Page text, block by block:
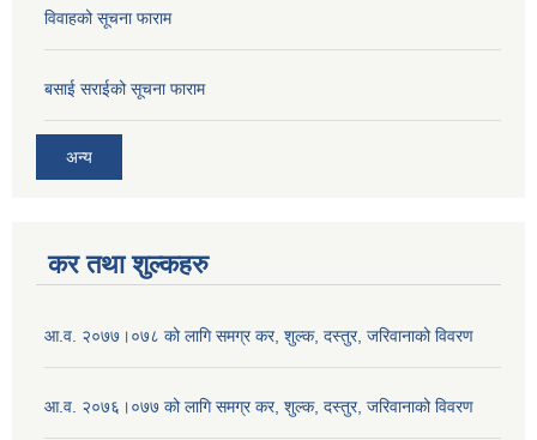
विवाहको सूचना फाराम
बसाई सराईको सूचना फाराम
अन्य
कर तथा शुल्कहरु
आ.व. २०७७।०७८ को लागि समग्र कर, शुल्क, दस्तुर, जरिवानाको विवरण
आ.व. २०७६।०७७ को लागि समग्र कर, शुल्क, दस्तुर, जरिवानाको विवरण